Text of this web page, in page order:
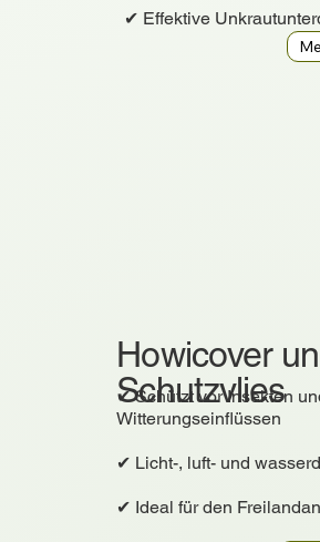
Howicover
Schutzvlies
✔ Effektive
✔ Schützt vor Insekten
Witterungseinflüssen
✔ Licht-, luft- und
✔ Ideal für den